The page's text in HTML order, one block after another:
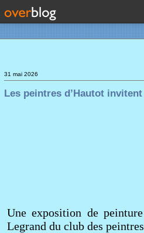
31 mai 2026
Les peintres d’Hautot
Une exposition de
Legrand du club des